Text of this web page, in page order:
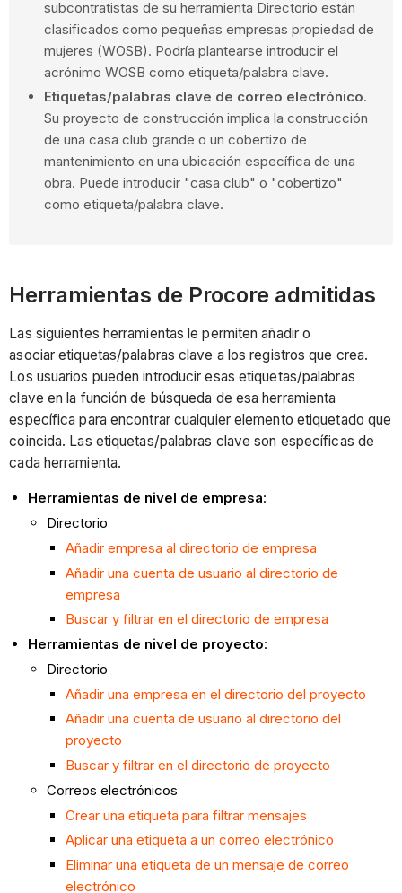
subcontratistas de su herramienta Directorio están
clasificados como pequeñas empresas propiedad de
mujeres (WOSB). Podría plantearse introducir el
acrónimo WOSB como etiqueta/palabra clave.
Etiquetas/palabras clave de correo electrónico.
Su proyecto de construcción implica la construcción
de una casa club grande o un cobertizo de
mantenimiento en una ubicación específica de una
obra. Puede introducir "casa club" o "cobertizo"
como etiqueta/palabra clave.
Herramientas de Procore admitidas
Las siguientes herramientas le permiten añadir o
asociar etiquetas/palabras clave a los registros que crea.
Los usuarios pueden introducir esas etiquetas/palabras
clave en la función de búsqueda de esa herramienta
específica para encontrar cualquier elemento etiquetado que
coincida. Las etiquetas/palabras clave son específicas de
cada herramienta.
Herramientas de nivel de empresa:
Directorio
Añadir empresa al directorio de empresa
Añadir una cuenta de usuario al directorio de
empresa
Buscar y filtrar en el directorio de empresa
Herramientas de nivel de proyecto:
Directorio
Añadir una empresa en el directorio del proyecto
Añadir una cuenta de usuario al directorio del
proyecto
Buscar y filtrar en el directorio de proyecto
Correos electrónicos
Crear una etiqueta para filtrar mensajes
Aplicar una etiqueta a un correo electrónico
Eliminar una etiqueta de un mensaje de correo
electrónico